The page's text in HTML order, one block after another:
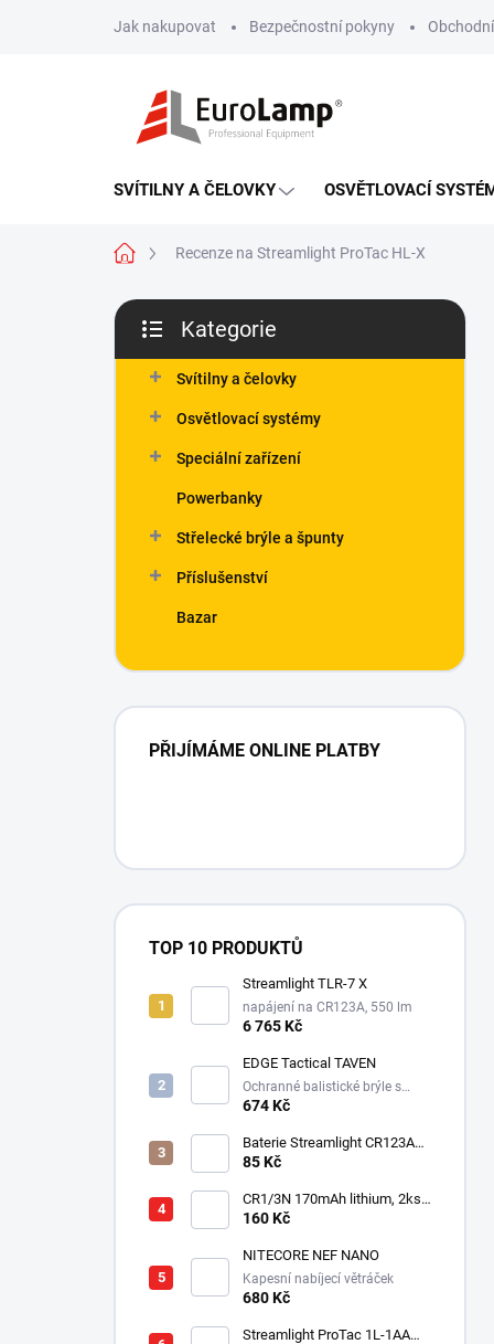
Jak nakupovat Bezpečnostní pokyny
SVÍTILNY A ČELOVKY OSVĚTLOVACÍ
Domů Recenze na Streamlight ProTac HL-X
P
s
kategorie
Kategorie
Svítilny a čelovky
Osvětlovací systémy
Speciální zařízení
Powerbanky
Střelecké brýle a špunty
Příslušenství
Bazar
PŘIJÍMÁME ONLINE PLATBY
TOP 10 PRODUKTŮ
Streamlight TLR-7 X
napájení na CR123A, 550 lm
6 765 Kč
EDGE Tactical TAVEN
Ochranné balistické brýle s
technologií VaporShield
674 Kč
Baterie Streamlight CR123A
3V - Lithiová
85 Kč
CR1/3N 170mAh lithium, 2ks v
balení
160 Kč
NITECORE NEF NANO
Kapesní nabíjecí větráček
680 Kč
Streamlight ProTac 1L-1AA